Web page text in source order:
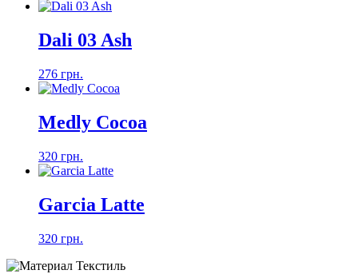
Dali 03 Ash
276 грн.
Medly Cocoa
320 грн.
Garcia Latte
320 грн.